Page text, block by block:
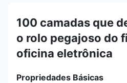
100 camadas que
o rolo pegajoso do
oficina eletrônica
Propriedades Básicas